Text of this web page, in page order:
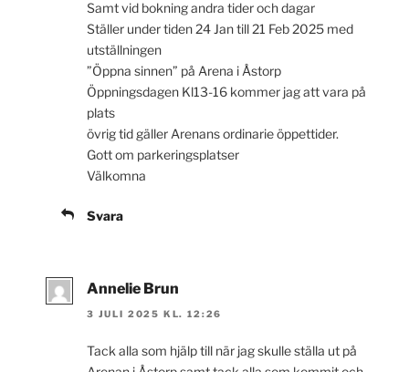
Samt vid bokning andra tider och dagar
Ställer under tiden 24 Jan till 21 Feb 2025 med
utställningen
”Öppna sinnen” på Arena i Åstorp
Öppningsdagen Kl13-16 kommer jag att vara på
plats
övrig tid gäller Arenans ordinarie öppettider.
Gott om parkeringsplatser
Välkomna
Svara
Annelie Brun
3 JULI 2025 KL. 12:26
Tack alla som hjälp till när jag skulle ställa ut på